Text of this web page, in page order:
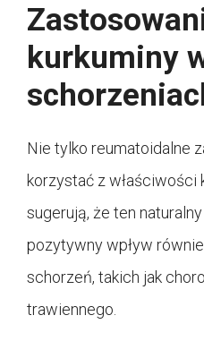
kurkuminy
Nie tylko reumatoidalne
korzystać z właściwości
sugerują, że ten
pozytywny wpływ
schorzeń, takich jak
trawiennego.